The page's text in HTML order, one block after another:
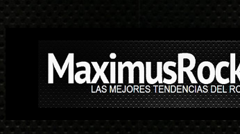
Saltar
contenido